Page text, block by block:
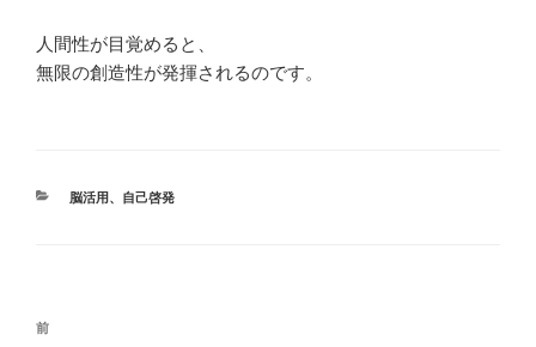
人間性が目覚めると、
無限の創造性が発揮されるのです。
カ
脳活用 、 自己啓発
投
前
前